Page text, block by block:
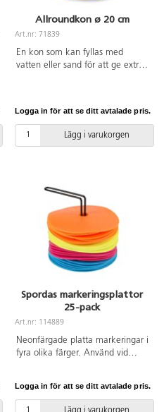
Allroundkon ø 20 cm
Art.nr: 71839
En kon som kan fyllas med
vatten eller sand för att ge extra
75004 lekringar för variation i
övningarna. Av ABS.
Logga in för att se ditt avtalade pris.
Lägg i varukorgen
Spordas markeringsplattor
25-pack
Art.nr: 114889
Neonfärgade platta markeringar i
fyra olika färger. Använd vid
stationsövningar. Halkfria.
Stativet ingår. Av TPR.
Logga in för att se ditt avtalade pris.